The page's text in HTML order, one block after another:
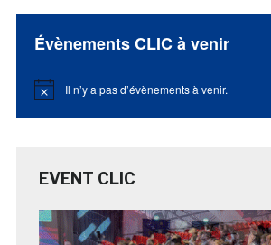
Évènements CLIC à venir
Notice Il n’y a pas d’évènements à venir.
EVENT CLIC